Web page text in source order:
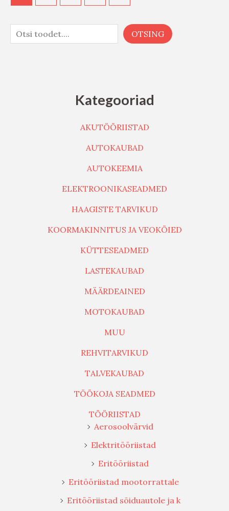
OTSING
Kategooriad
AKUTÖÖRIISTAD
AUTOKAUBAD
AUTOKEEMIA
ELEKTROONIKASEADMED
HAAGISTE TARVIKUD
KOORMAKINNITUS JA VEOKÖIED
KÜTTESEADMED
LASTEKAUBAD
MÄÄRDEAINED
MOTOKAUBAD
MUU
REHVITARVIKUD
TALVEKAUBAD
TÖÖKOJA SEADMED
TÖÖRIISTAD
Aerosoolvärvid
Elektritööriistad
Eritööriistad
Eritööriistad mootorrattale
Eritööriistad sõiduautole ja k